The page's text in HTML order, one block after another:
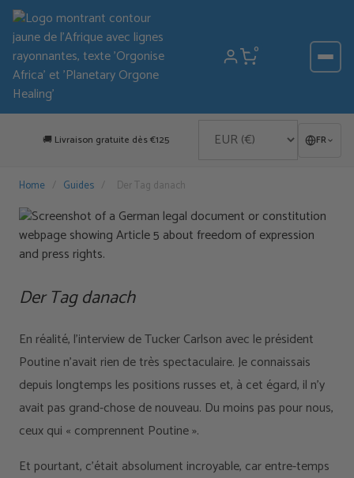
Aller
contenu
0
🚚 Livraison gratuite dès €125 FR
Home / Guides / Der Tag danach
Der Tag danach
En réalité, l'interview de Tucker Carlson avec le président
Poutine n'avait rien de très spectaculaire. Je connaissais
depuis longtemps les positions russes et, à cet égard, il n'y
avait pas grand-chose de nouveau. Du moins pas pour nous,
ceux qui « comprennent Poutine ».
Et pourtant, c'était absolument incroyable, car entre-temps